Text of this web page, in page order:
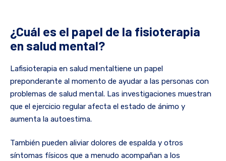
¿Cuál es el papel de la fisioterapia
en salud mental?
Lafisioterapia en salud mentaltiene un papel
preponderante al momento de ayudar a las personas con
problemas de salud mental. Las investigaciones muestran
que el ejercicio regular afecta el estado de ánimo y
aumenta la autoestima.
También pueden aliviar dolores de espalda y otros
síntomas físicos que a menudo acompañan a los